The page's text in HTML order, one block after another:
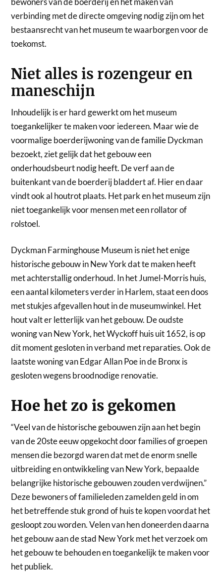
verbinding met de directe omgeving nodig zijn om het
bestaansrecht van het museum te waarborgen voor de
toekomst.
Niet alles is rozengeur en
maneschijn
Inhoudelijk is er hard gewerkt om het museum
toegankelijker te maken voor iedereen. Maar wie de
voormalige boerderijwoning van de familie Dyckman
bezoekt, ziet gelijk dat het gebouw een
onderhoudsbeurt nodig heeft. De verf aan de
buitenkant van de boerderij bladdert af. Hier en daar
vindt ook al houtrot plaats. Het park en het museum zijn
niet toegankelijk voor mensen met een rollator of
rolstoel.
Dyckman Farminghouse Museum is niet het enige
historische gebouw in New York dat te maken heeft
met achterstallig onderhoud. In het Jumel-Morris huis,
een aantal kilometers verder in Harlem, staat een doos
met stukjes afgevallen hout in de museumwinkel. Het
hout valt er letterlijk van het gebouw. De oudste
woning van New York, het Wyckoff huis uit 1652, is op
dit moment gesloten in verband met reparaties. Ook de
laatste woning van Edgar Allan Poe in de Bronx is
gesloten wegens broodnodige renovatie.
Hoe het zo is gekomen
“Veel van de historische gebouwen zijn aan het begin
van de 20ste eeuw opgekocht door families of groepen
mensen die bezorgd waren dat met de enorm snelle
uitbreiding en ontwikkeling van New York, bepaalde
belangrijke historische gebouwen zouden verdwijnen.”
Deze bewoners of familieleden zamelden geld in om
het betreffende stuk grond of huis te kopen voordat het
gesloopt zou worden. Velen van hen doneerden daarna
het gebouw aan de stad New York met het verzoek om
het gebouw te behouden en toegankelijk te maken voor
het publiek.